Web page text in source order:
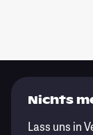
Nichts
Lass uns in